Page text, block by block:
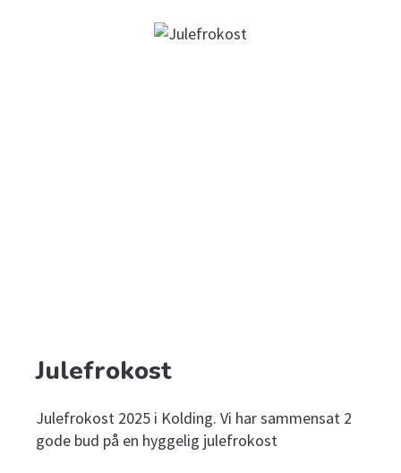
Julefrokost
Julefrokost 2025 i Kolding. Vi har sammensat 2
gode bud på en hyggelig julefrokost